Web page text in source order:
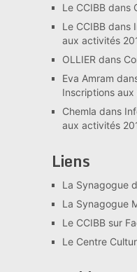
Le CCIBBdans
Le CCIBBdans
aux activités
OLLIER dans
Eva Amram
Inscriptions
Chemla dans
aux activités
Liens
La Synagogue
La Synagogue
Le CCIBB sur
Le Centre